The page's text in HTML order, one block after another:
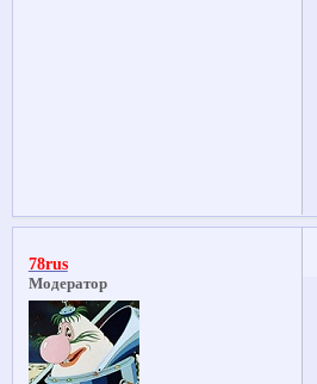
78rus
Модератор